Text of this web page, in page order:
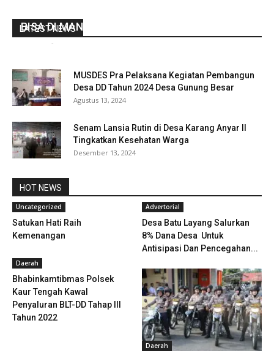
LATEST NEWS
BISA DI MANFAAT KAN
-
MUSDES Pra Pelaksana Kegiatan Pembangun
Desa DD Tahun 2024 Desa Gunung Besar
Agustus 13, 2024
Senam Lansia Rutin di Desa Karang Anyar II
Tingkatkan Kesehatan Warga
Desember 13, 2024
HOT NEWS
Uncategorized
Satukan Hati Raih
Kemenangan
Advertorial
Desa Batu Layang Salurkan
8% Dana Desa Untuk
Antisipasi Dan Pencegahan...
Daerah
Bhabinkamtibmas Polsek
Kaur Tengah Kawal
Penyaluran BLT-DD Tahap III
Tahun 2022
Daerah